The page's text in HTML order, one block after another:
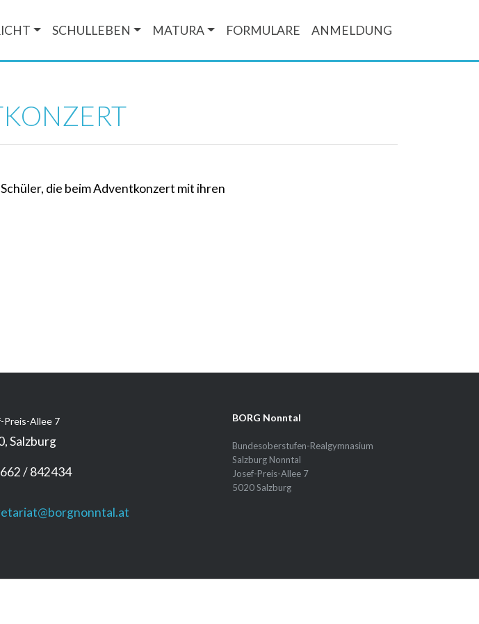
SCHULLEBEN MATURA FORMULARE ANMELDUNG
die beim Adventkonzert mit ihren
Preis-Allee 7
Salzburg
/ 842434
BORG Nonntal
Bundesoberstufen-Realgymnasium
Salzburg Nonntal
Josef-Preis-Allee 7
5020 Salzburg